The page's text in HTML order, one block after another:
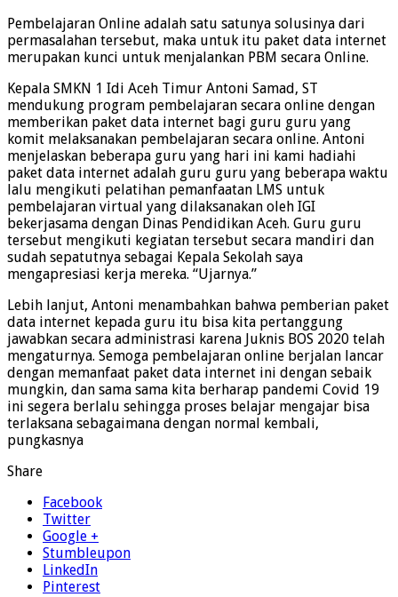
Pembelajaran Online adalah satu satunya solusinya dari
permasalahan tersebut, maka untuk itu paket data internet
merupakan kunci untuk menjalankan PBM secara Online.
Kepala SMKN 1 Idi Aceh Timur Antoni Samad, ST
mendukung program pembelajaran secara online dengan
memberikan paket data internet bagi guru guru yang
komit melaksanakan pembelajaran secara online. Antoni
menjelaskan beberapa guru yang hari ini kami hadiahi
paket data internet adalah guru guru yang beberapa waktu
lalu mengikuti pelatihan pemanfaatan LMS untuk
pembelajaran virtual yang dilaksanakan oleh IGI
bekerjasama dengan Dinas Pendidikan Aceh. Guru guru
tersebut mengikuti kegiatan tersebut secara mandiri dan
sudah sepatutnya sebagai Kepala Sekolah saya
mengapresiasi kerja mereka. “Ujarnya.”
Lebih lanjut, Antoni menambahkan bahwa pemberian paket
data internet kepada guru itu bisa kita pertanggung
jawabkan secara administrasi karena Juknis BOS 2020 telah
mengaturnya. Semoga pembelajaran online berjalan lancar
dengan memanfaat paket data internet ini dengan sebaik
mungkin, dan sama sama kita berharap pandemi Covid 19
ini segera berlalu sehingga proses belajar mengajar bisa
terlaksana sebagaimana dengan normal kembali,
pungkasnya
Share
Facebook
Twitter
Google +
Stumbleupon
LinkedIn
Pinterest